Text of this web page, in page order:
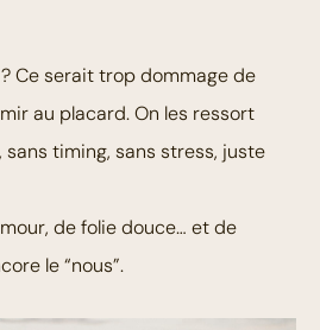
Ce serait trop dommage de
au placard. On les ressort
timing, sans stress, juste
de folie douce… et de
le “nous”.